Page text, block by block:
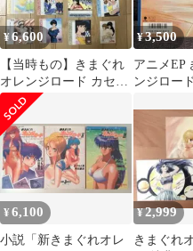
¥6,600
【当時もの】きまぐれ
オレンジロード カセッ
トインデックス まつも
と泉 高田明美
¥3,500
アニメEP
ンジロー
ッカー付
¥6,100
小説「新きまぐれオレ
¥2,999
きまぐれ